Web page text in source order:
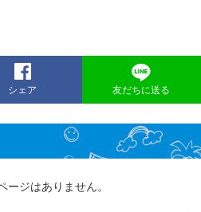
シェア 友だちに送る
ジはありません。